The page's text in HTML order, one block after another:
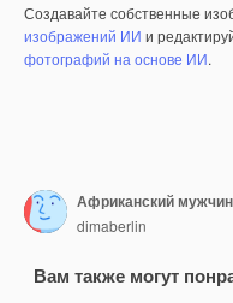
Создавайте собственные
изображений ИИ и
фотографий на основе ИИ.
dimaberlin
Вам также могут